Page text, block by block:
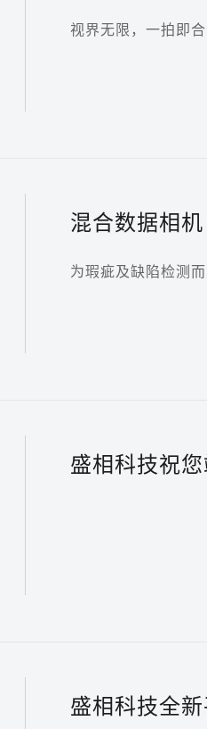
式
视界无限，一拍即
混合数据相
硬件推陈出新
为瑕疵及缺陷检测
盛相科技祝
盛相科技全